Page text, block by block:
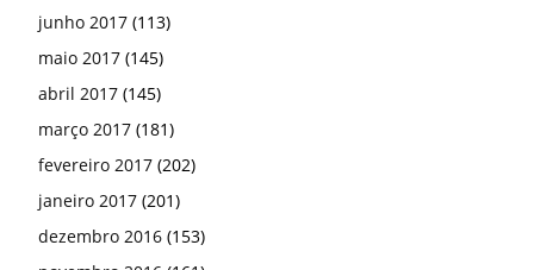
junho 2017 (113)
maio 2017 (145)
abril 2017 (145)
março 2017 (181)
fevereiro 2017 (202)
janeiro 2017 (201)
dezembro 2016 (153)